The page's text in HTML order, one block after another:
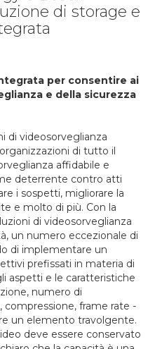
di storage e
per consentire ai
e della sicurezza
di videosorveglianza
di tutto il
affidabile e
deterrente contro atti
i sospetti, migliorare la
e molto di più. Con la
di videosorveglianza
un numero eccezionale di
di implementare un
prefissati in materia di
aspetti e le caratteristiche
numero di
frame rate -
un elemento travolgente.
deve essere conservato